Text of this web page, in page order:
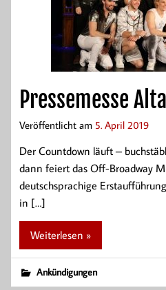
Pressemesse
Veröffentlicht am 5. April 2019
Der Countdown läuft –
dann feiert das Off-Broadway
deutschsprachige
in […]
Weiterlesen »
Ankündigungen